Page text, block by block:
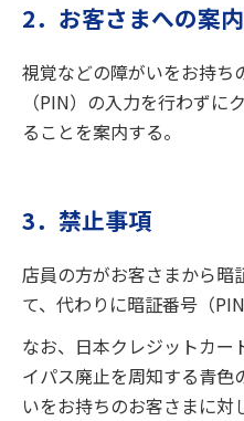
2．お客さまへの案内
視覚などの障がいをお持ち
（PIN）の入力を行わずに
ることを案内する。
3．禁止事項
店員の方がお客さまから暗
て、代わりに暗証番号（
なお、日本クレジットカー
イパス廃止を周知する青色
いをお持ちのお客さまに対